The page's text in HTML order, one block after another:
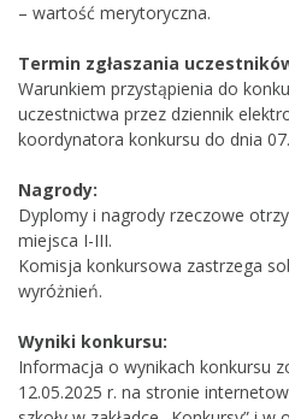
– wartość merytoryczna.
Termin zgłaszania
Warunkiem przystąpienia do
uczestnictwa przez dziennik
koordynatora konkursu do dnia
Nagrody:
Dyplomy i nagrody rzeczowe
miejsca I-III.
Komisja konkursowa zastrzega
wyróżnień.
Wyniki konkursu:
Informacja o wynikach konkursu
12.05.2025 r. na stronie